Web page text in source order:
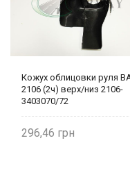
Кожух облицовки руля
2106 (2ч) верх/низ 2106-
3403070/72
296,46